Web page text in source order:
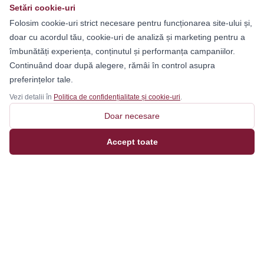
Setări cookie-uri
Folosim cookie-uri strict necesare pentru funcționarea site-ului și,
doar cu acordul tău, cookie-uri de analiză și marketing pentru a
îmbunătăți experiența, conținutul și performanța campaniilor.
Continuând doar după alegere, rămâi în control asupra
preferințelor tale.
Vezi detalii în Politica de confidențialitate și cookie-uri.
Doar necesare
Accept toate